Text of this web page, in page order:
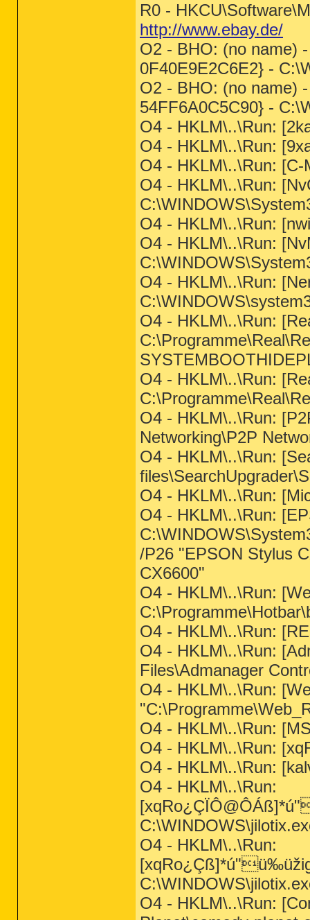
R0 -
http://www.ebay.de/
O2 - BHO: (no name)
0F40E9E2C6E2} -
O2 - BHO: (no name)
54FF6A0C5C90} -
O4 - HKLM\..\Run:
O4 - HKLM\..\Run:
O4 - HKLM\..\Run:
O4 - HKLM\..\Run:
O4 - HKLM\..\Run:
O4 - HKLM\..\Run:
O4 - HKLM\..\Run:
O4 - HKLM\..\Run:
O4 - HKLM\..\Run:
O4 - HKLM\..\Run:
Networking\P2P
O4 - HKLM\..\Run:
O4 - HKLM\..\Run:
O4 - HKLM\..\Run:
/P26 "EPSON Stylus
CX6600"
O4 - HKLM\..\Run:
O4 - HKLM\..\Run:
O4 - HKLM\..\Run:
Files\Admanager
O4 - HKLM\..\Run:
O4 - HKLM\..\Run:
O4 - HKLM\..\Run:
O4 - HKLM\..\Run:
O4 - HKLM\..\Run:
O4 - HKLM\..\Run:
O4 - HKLM\..\Run: